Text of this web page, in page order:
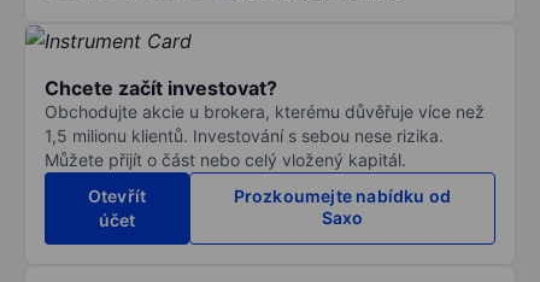
Chcete začít investovat?
Obchodujte akcie u brokera, kterému důvěřuje více než
1,5 milionu klientů. Investování s sebou nese rizika.
Můžete přijít o část nebo celý vložený kapitál.
Otevřít
účet
Prozkoumejte nabídku od
Saxo